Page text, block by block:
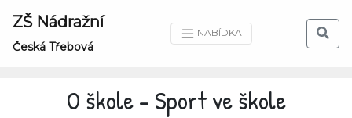
ZŠ Nádražní
Česká Třebová
NABÍDKA
O škole - Sport ve škole